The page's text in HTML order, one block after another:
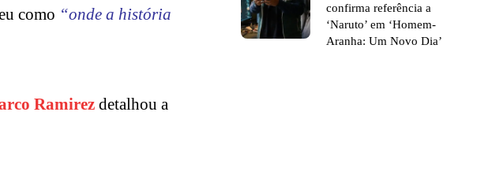
como “onde a história
Ramirez detalhou a
confirma referência a
‘Naruto’ em ‘Homem-
Aranha: Um Novo Dia’